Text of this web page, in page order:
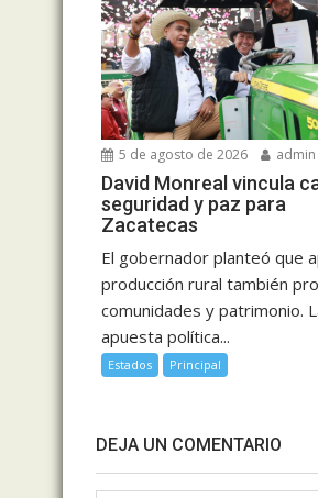
5 de agosto de 2026 admin
David Monreal vincula
seguridad y paz para
Zacatecas
El gobernador planteó que
producción rural también
comunidades y patrimonio.
apuesta política...
Estados Principal
DEJA UN COMENTARIO